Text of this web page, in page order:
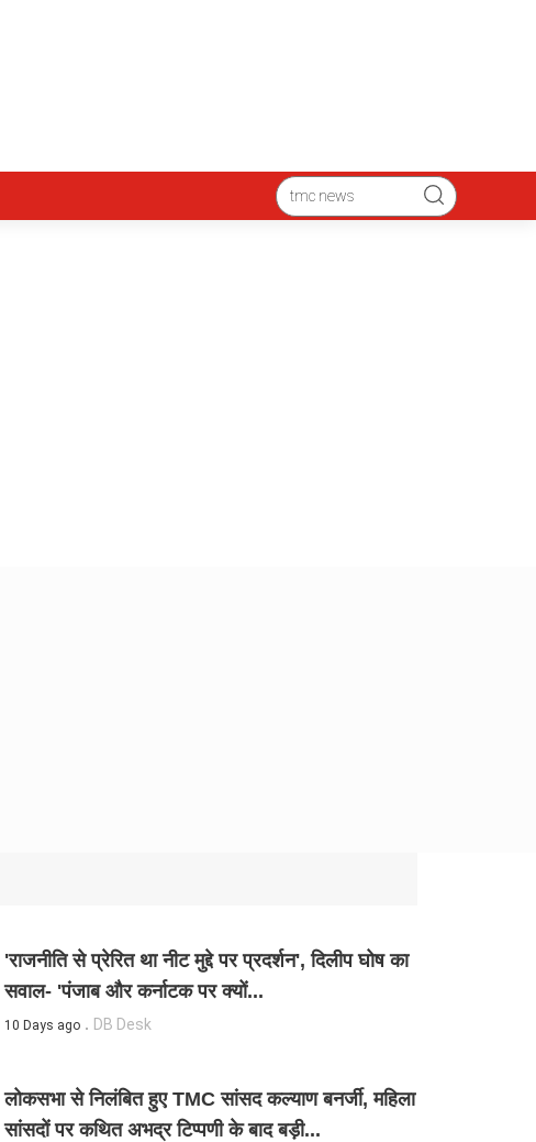
'राजनीति से प्रेरित था नीट मुद्दे पर प्रदर्शन', दिलीप घोष का
सवाल- 'पंजाब और कर्नाटक पर क्यों...
10 Days ago DB Desk
लोकसभा से निलंबित हुए TMC सांसद कल्याण बनर्जी, महिला
सांसदों पर कथित अभद्र टिप्पणी के बाद बड़ी...